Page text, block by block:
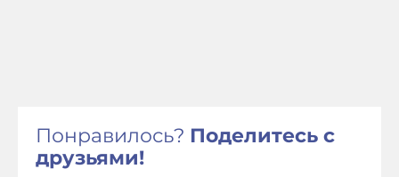
Понравилось? Поделитесь с
друзьями!